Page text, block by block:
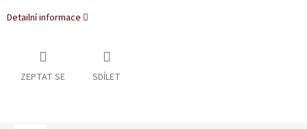
Detailní informace
ZEPTAT SE SDÍLET